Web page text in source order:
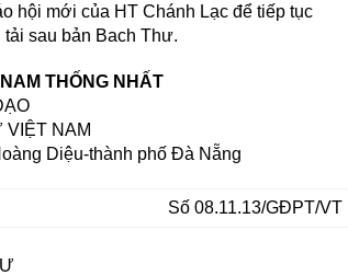
hội mới của HT Chánh Lạc để tiếp tục
sau bản Bach Thư.
THỐNG NHẤT
VIỆT NAM
Diệu-thành phố Đà Nẵng
Số 08.11.13/GĐPT/VT